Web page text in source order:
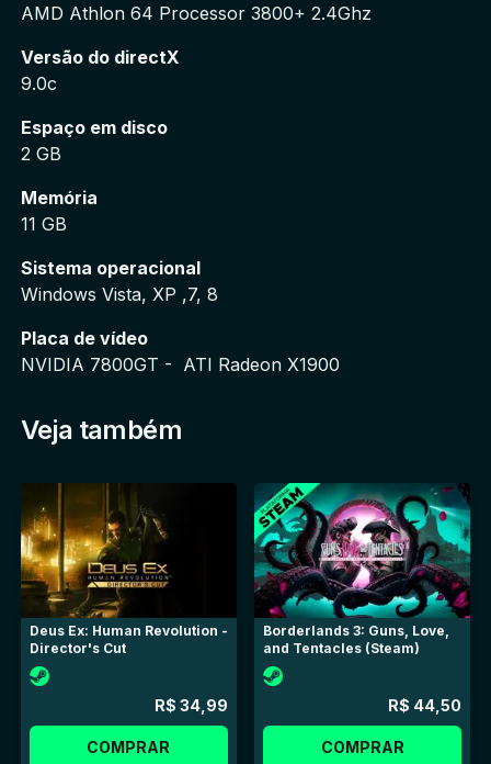
AMD Athlon 64 Processor 3800+ 2.4Ghz
Versão do directX
9.0c
Espaço em disco
2 GB
Memória
11 GB
Sistema operacional
Windows Vista, XP ,7, 8
Placa de vídeo
NVIDIA 7800GT -  ATI Radeon X1900
Veja também
Deus Ex: Human Revolution -
Director's Cut
R$ 34,99
COMPRAR
Borderlands 3: Guns, Love,
and Tentacles (Steam)
R$ 44,50
COMPRAR